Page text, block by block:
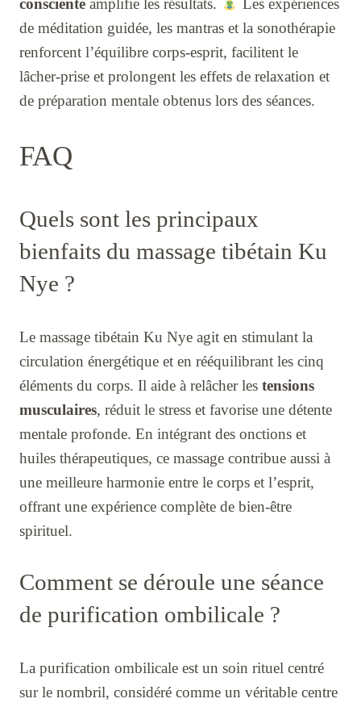
consciente amplifie les résultats.
Les expériences
de méditation guidée, les mantras et la sonothérapie
renforcent l’équilibre corps-esprit, facilitent le
lâcher-prise et prolongent les effets de relaxation et
de préparation mentale obtenus lors des séances.
FAQ
Quels sont les principaux
bienfaits du massage tibétain Ku
Nye ?
Le massage tibétain Ku Nye agit en stimulant la
circulation énergétique et en rééquilibrant les cinq
éléments du corps. Il aide à relâcher les tensions
musculaires, réduit le stress et favorise une détente
mentale profonde. En intégrant des onctions et
huiles thérapeutiques, ce massage contribue aussi à
une meilleure harmonie entre le corps et l’esprit,
offrant une expérience complète de bien-être
spirituel.
Comment se déroule une séance
de purification ombilicale ?
La purification ombilicale est un soin rituel centré
sur le nombril, considéré comme un véritable centre